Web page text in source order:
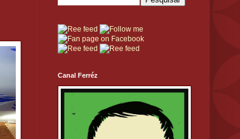
Canal Ferréz